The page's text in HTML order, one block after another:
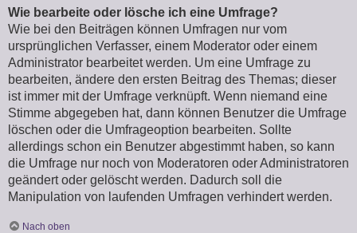
Wie bearbeite oder lösche ich eine Umfrage?
Wie bei den Beiträgen können Umfragen nur vom
ursprünglichen Verfasser, einem Moderator oder einem
Administrator bearbeitet werden. Um eine Umfrage zu
bearbeiten, ändere den ersten Beitrag des Themas; dieser
ist immer mit der Umfrage verknüpft. Wenn niemand eine
Stimme abgegeben hat, dann können Benutzer die Umfrage
löschen oder die Umfrageoption bearbeiten. Sollte
allerdings schon ein Benutzer abgestimmt haben, so kann
die Umfrage nur noch von Moderatoren oder Administratoren
geändert oder gelöscht werden. Dadurch soll die
Manipulation von laufenden Umfragen verhindert werden.
Nach oben